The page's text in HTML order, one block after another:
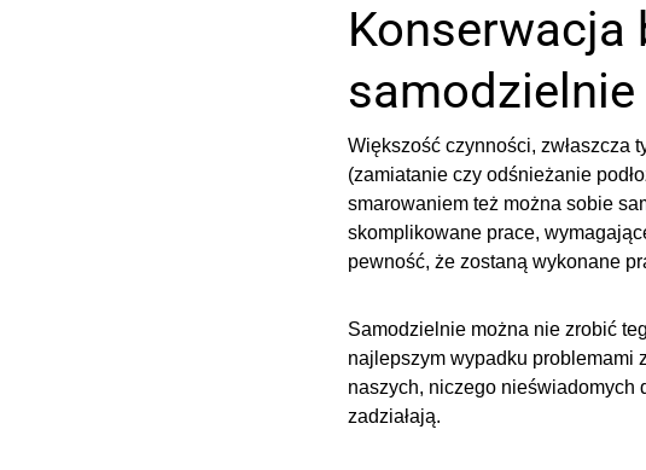
Konserwacja
Większość czynności, zwłaszcza
(zamiatanie czy odśnieżanie
smarowaniem też można sobie
skomplikowane prace,
pewność, że zostaną wykonane
Samodzielnie można nie zrobić
najlepszym wypadku problemami
naszych, niczego nieświadomych
zadziałają.